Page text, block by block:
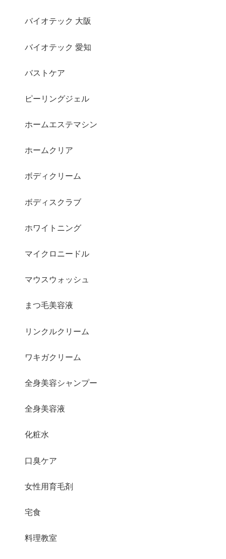
バイオテック 大阪
バイオテック 愛知
バストケア
ピーリングジェル
ホームエステマシン
ホームクリア
ボディクリーム
ボディスクラブ
ホワイトニング
マイクロニードル
マウスウォッシュ
まつ毛美容液
リンクルクリーム
ワキガクリーム
全身美容シャンプー
全身美容液
化粧水
口臭ケア
女性用育毛剤
宅食
料理教室